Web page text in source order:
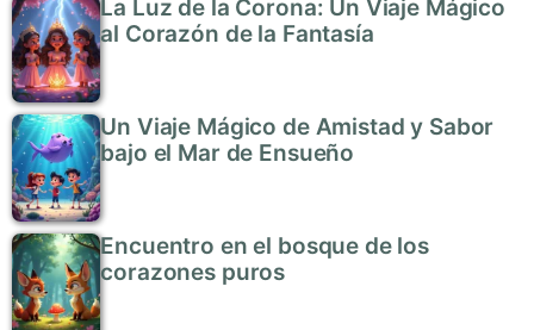
La Luz de la Corona: Un Viaje Mágico
al Corazón de la Fantasía
Un Viaje Mágico de Amistad y Sabor
bajo el Mar de Ensueño
Encuentro en el bosque de los
corazones puros